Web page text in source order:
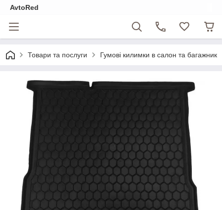
AvtoRed
Товари та послуги Гумові килимки в салон та багажник